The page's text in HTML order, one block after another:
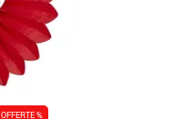
OFFERTE %